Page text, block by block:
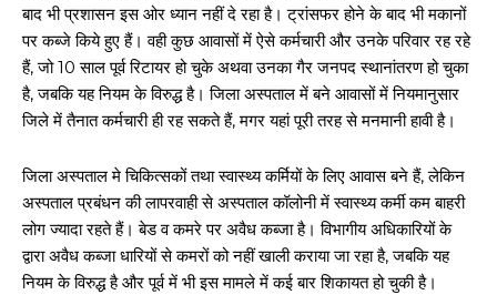
बाद भी प्रशासन इस ओर ध्यान नहीं दे रहा है। ट्रांसफर होने के बाद भी मकानों
पर कब्जे किये हुए हैं। वही कुछ आवासों में ऐसे कर्मचारी और उनके परिवार रह रहे
हैं, जो 10 साल पूर्व रिटायर हो चुके अथवा उनका गैर जनपद स्थानांतरण हो चुका
है, जबकि यह नियम के विरुद्ध है। जिला अस्पताल में बने आवासों में नियमानुसार
जिले में तैनात कर्मचारी ही रह सकते हैं, मगर यहां पूरी तरह से मनमानी हावी है।
जिला अस्पताल मे चिकित्सकों तथा स्वास्थ्य कर्मियों के लिए आवास बने हैं, लेकिन
अस्पताल प्रबंधन की लापरवाही से अस्पताल कॉलोनी में स्वास्थ्य कर्मी कम बाहरी
लोग ज्यादा रहते हैं। बेड व कमरे पर अवैध कब्जा है। विभागीय अधिकारियों के
द्वारा अवैध कब्जा धारियों से कमरों को नहीं खाली कराया जा रहा है, जबकि यह
नियम के विरुद्ध है और पूर्व में भी इस मामले में कई बार शिकायत हो चुकी है।